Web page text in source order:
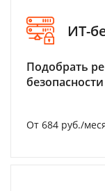
ИТ-
Подобрать
От 684 руб./